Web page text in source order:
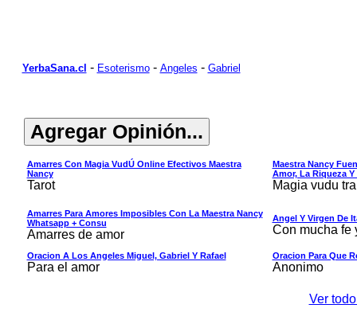
YerbaSana.cl - Esoterismo- Angeles - Gabriel
Amarres Con Magia VudÚ Online Efectivos Maestra
Nancy
Tarot
Maestra Nancy
Amor, La Riqueza
Magia vudu
Amarres Para Amores Imposibles Con La Maestra Nancy
Whatsapp + Consu
Amarres de amor
Angel Y Virgen De
Con mucha fe
Oracion A Los Angeles Miguel, Gabriel Y Rafael
Para el amor
Oracion Para Que
Anonimo
Ver